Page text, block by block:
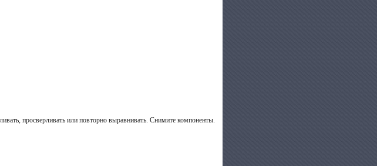
просверливать или повторно выравнивать. Снимите компоненты.